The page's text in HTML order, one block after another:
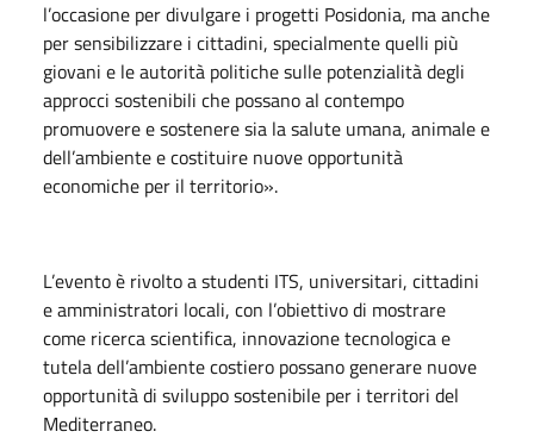
l’occasione per divulgare i progetti Posidonia, ma anche
per sensibilizzare i cittadini, specialmente quelli più
giovani e le autorità politiche sulle potenzialità degli
approcci sostenibili che possano al contempo
promuovere e sostenere sia la salute umana, animale e
dell’ambiente e costituire nuove opportunità
economiche per il territorio».
L’evento è rivolto a studenti ITS, universitari, cittadini
e amministratori locali, con l’obiettivo di mostrare
come ricerca scientifica, innovazione tecnologica e
tutela dell’ambiente costiero possano generare nuove
opportunità di sviluppo sostenibile per i territori del
Mediterraneo.